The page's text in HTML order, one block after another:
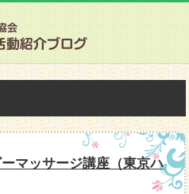
マッサージ講座（東京ハ